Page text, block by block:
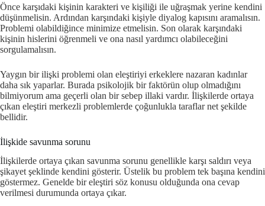
Önce karşıdaki kişinin karakteri ve kişiliği ile uğraşmak yerine kendini
düşünmelisin. Ardından karşındaki kişiyle diyalog kapısını aramalısın.
Problemi olabildiğince minimize etmelisin. Son olarak karşındaki
kişinin hislerini öğrenmeli ve ona nasıl yardımcı olabileceğini
sorgulamalısın.
Yaygın bir ilişki problemi olan eleştiriyi erkeklere nazaran kadınlar
daha sık yaparlar. Burada psikolojik bir faktörün olup olmadığını
bilmiyorum ama geçerli olan bir sebep illaki vardır. İlişkilerde ortaya
çıkan eleştiri merkezli problemlerde çoğunlukla taraflar net şekilde
bellidir.
İlişkide savunma sorunu
İlişkilerde ortaya çıkan savunma sorunu genellikle karşı saldırı veya
şikayet şeklinde kendini gösterir. Üstelik bu problem tek başına kendini
göstermez. Genelde bir eleştiri söz konusu olduğunda ona cevap
verilmesi durumunda ortaya çıkar.